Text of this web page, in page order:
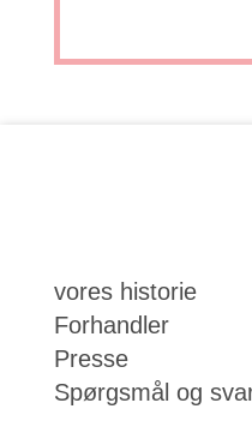
vores historie
Forhandler
Presse
Spørgsmål og